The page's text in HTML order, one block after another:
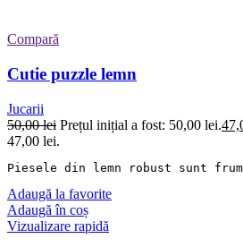
Compară
Cutie puzzle lemn
Jucarii
50,00lei Prețul inițial a fost: 50,00 lei.
47,00 lei.
Piesele din lemn robust sunt
Adaugă la favorite
Adaugă în coș
Vizualizare rapidă